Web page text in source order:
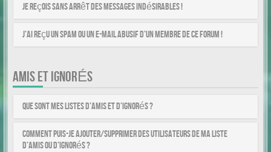
Je reçois sans arrêt des messages indésirables !
J’ai reçu un spam ou un e-mail abusif d’un membre de ce forum !
AMIS ET IGNORÉS
Que sont mes listes d’amis et d’ignorés ?
Comment puis-je ajouter/supprimer des utilisateurs de ma liste
d’amis ou d’ignorés ?